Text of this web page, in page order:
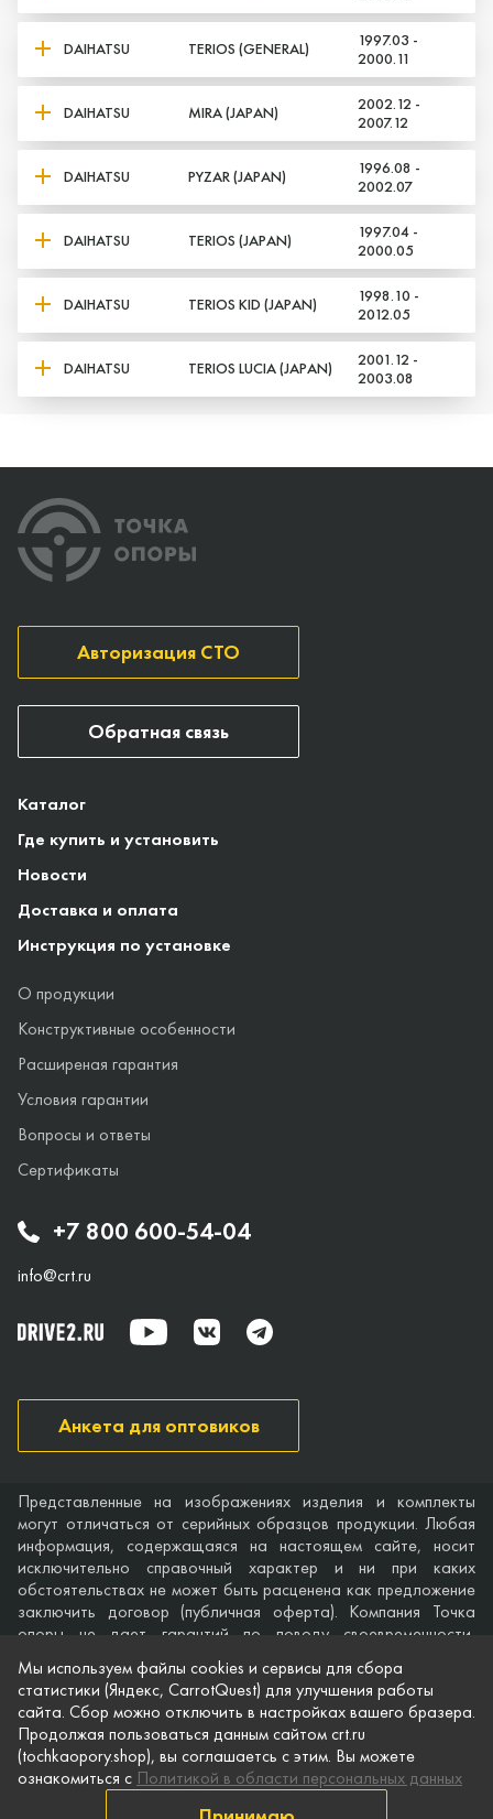
DAIHATSU TERIOS (GENERAL)
1997.03 -
2000.11
DAIHATSU MIRA (JAPAN)
2002.12 -
2007.12
DAIHATSU PYZAR (JAPAN)
1996.08 -
2002.07
DAIHATSU TERIOS (JAPAN)
1997.04 -
2000.05
DAIHATSU TERIOS KID (JAPAN)
1998.10 -
2012.05
DAIHATSU TERIOS LUCIA (JAPAN)
2001.12 -
2003.08
+7 800 600-54-04
info@crt.ru
Каталог
Где купить и установить
Новости
Доставка и оплата
Инструкция по установке
О продукции
Конструктивные особенности
Расширеная гарантия
Условия гарантии
Вопросы и ответы
Сертификаты
Авторизация СТО
Анкета для оптовиков
Обратная связь
Представленные на изображениях изделия и комплекты
могут отличаться от серийных образцов продукции. Любая
информация, содержащаяся на настоящем сайте, носит
исключительно справочный характер и ни при каких
обстоятельствах не может быть расценена как предложение
заключить договор (публичная оферта). Компания Точка
опоры не дает гарантий по поводу своевременности,
точности и полноты информации на веб-сайте, а также по
поводу беспрепятственного доступа к нему в любое время.
Технические характеристики и комплектация изделий,
указанные на сайте, приведены для примера и могут быть
изменены в любое время без предварительного уведомления.
© Точка опоры, 2021–2026
Защита персональной информации
Мы используем файлы cookies и сервисы для сбора
статистики (Яндекс, CarrotQuest) для улучшения работы
сайта. Сбор можно отключить в настройках вашего бразера.
Продолжая пользоваться данным сайтом crt.ru
(tochkaopory.shop), вы соглашаетсь с этим. Вы можете
ознакомиться с Политикой в области персональных данных